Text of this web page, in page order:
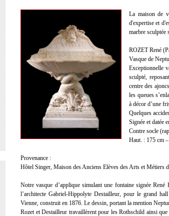
La maison de
d'expertise et
marbre sculptée
ROZET René
Vasque de
Exceptionnelle
sculpté,
centre des
les queues
à décor d’une
Quelques
Signée et datée
Contre socle
Haut. : 175 cm
Provenance :
Hôtel Singer, Maison des Anciens Elèves des Arts et Métiers
Notre vasque d’applique simulant une fontaine signée René
l’architecte Gabriel-Hippolyte Destailleur, pour le grand
Vienne, construit en 1876. Le dessin, portant la mention
Rozet et Destailleur travaillèrent pour les Rothschild ainsi